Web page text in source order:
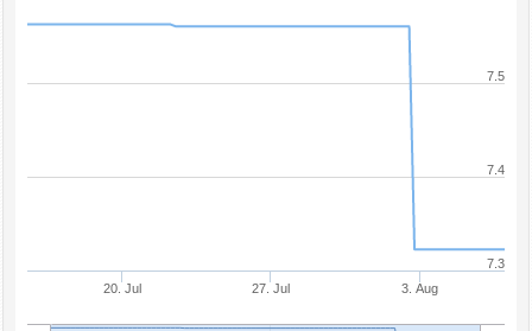
20. Jul 27. Jul 3. Aug
7.3
7.4
7.5